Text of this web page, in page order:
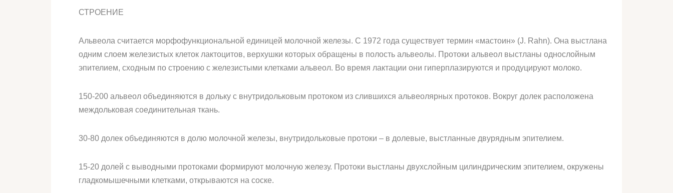
СТРОЕНИЕ
Альвеола считается морфофункциональной единицей молочной железы. С 1972 года существует термин «мастоин» (J. Rahn). Она выстлана
одним слоем железистых клеток лактоцитов, верхушки которых обращены в полость альвеолы. Протоки альвеол выстланы однослойным
эпителием, сходным по строению с железистыми клетками альвеол. Во время лактации они гиперплазируются и продуцируют молоко.
150-200 альвеол объединяются в дольку с внутридольковым протоком из слившихся альвеолярных протоков. Вокруг долек расположена
междольковая соединительная ткань.
30-80 долек объединяются в долю молочной железы, внутридольковые протоки – в долевые, выстланные двурядным эпителием.
15-20 долей с выводными протоками формируют молочную железу. Протоки выстланы двухслойным цилиндрическим эпителием, окружены
гладкомышечными клетками, открываются на соске.